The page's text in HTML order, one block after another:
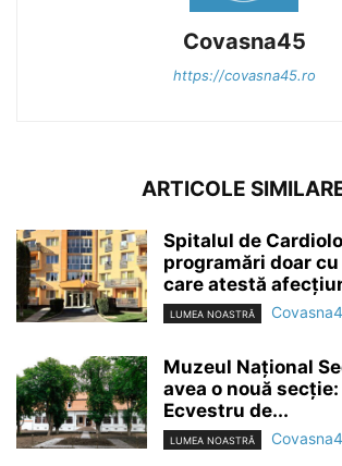
Covasna45
https://covasna45.ro
ARTICOLE
Spitalul de
programări doar
care atestă
LUMEA NOASTRĂ
Muzeul Național
avea o nouă
Ecvestru de...
LUMEA NOASTRĂ